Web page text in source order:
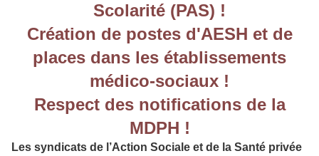
Scolarité (PAS) !
Création de postes d'AESH et de
places dans les établissements
médico-sociaux !
Respect des notifications de la
MDPH !
Les syndicats de l’Action Sociale et de la Santé privée